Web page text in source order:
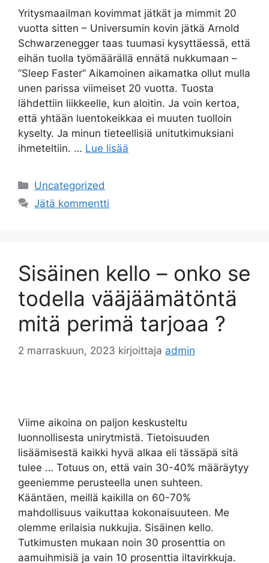
Yritysmaailman kovimmat jätkät ja mimmit 20
vuotta sitten – Universumin kovin jätkä Arnold
Schwarzenegger taas tuumasi kysyttäessä, että
eihän tuolla työmäärällä ennätä nukkumaan –
”Sleep Faster” Aikamoinen aikamatka ollut mulla
unen parissa viimeiset 20 vuotta. Tuosta
lähdettiin liikkeelle, kun aloitin. Ja voin kertoa,
että yhtään luentokeikkaa ei muuten tuolloin
kyselty. Ja minun tieteellisiä unitutkimuksiani
ihmeteltiin. … Lue lisää
Uncategorized
Jätä kommentti
Sisäinen kello – onko se
todella vääjäämätöntä
mitä perimä tarjoaa ?
2 marraskuun, 2023 kirjoittaja admin
Viime aikoina on paljon keskusteltu
luonnollisesta unirytmistä. Tietoisuuden
lisäämisestä kaikki hyvä alkaa eli tässäpä sitä
tulee … Totuus on, että vain 30-40% määräytyy
geeniemme perusteella unen suhteen.
Kääntäen, meillä kaikilla on 60-70%
mahdollisuus vaikuttaa kokonaisuuteen. Me
olemme erilaisia nukkujia. Sisäinen kello.
Tutkimusten mukaan noin 30 prosenttia on
aamuihmisiä ja vain 10 prosenttia iltavirkkuja.